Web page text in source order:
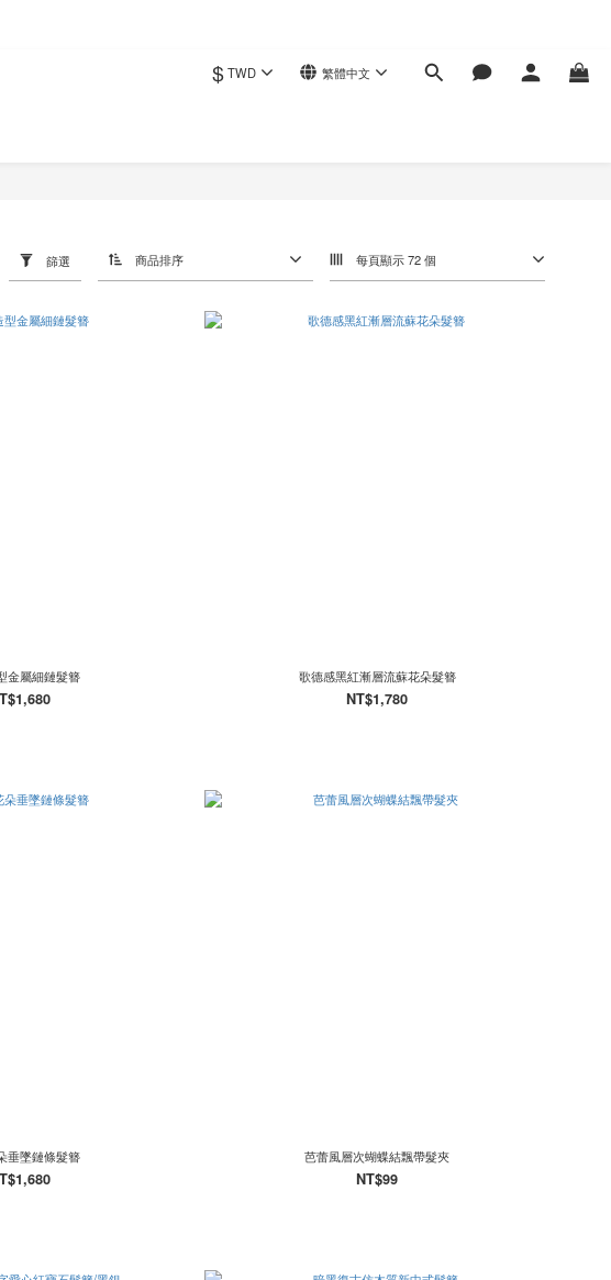
$ TWD 繁體中文
篩選 商品排序 每頁顯示 72 個
金屬細鏈髮簪 歌德感黑紅漸層流蘇花朵髮簪
NT$1,780
垂墜鏈條髮簪 芭蕾風層次蝴蝶結飄帶髮夾
NT$99